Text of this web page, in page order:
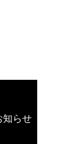
知らせ